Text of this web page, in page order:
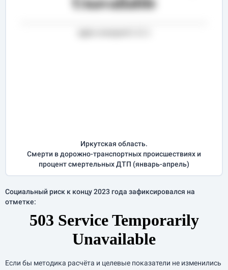
Иркутская область.
Смерти в дорожно-транспортных происшествиях и
процент смертельных ДТП (январь-апрель)
Социальный риск к концу 2023 года зафиксировался на
отметке:
Если бы методика расчёта и целевые показатели не изменились